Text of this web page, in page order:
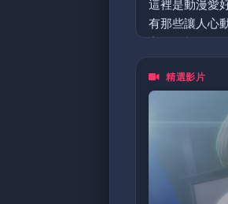
這裡是動漫愛
有那些讓人心
主要分類:
裏番、泡麵番
無論你是資深
還是剛入坑的
(不定期更換密
精選影片